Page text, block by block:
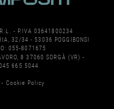
- P.IVA 03641800234
32/34 - 53036 POGGIBONSI
055-8071675
8 37060 SORGÀ (VR) -
665 5044
- Cookie Policy